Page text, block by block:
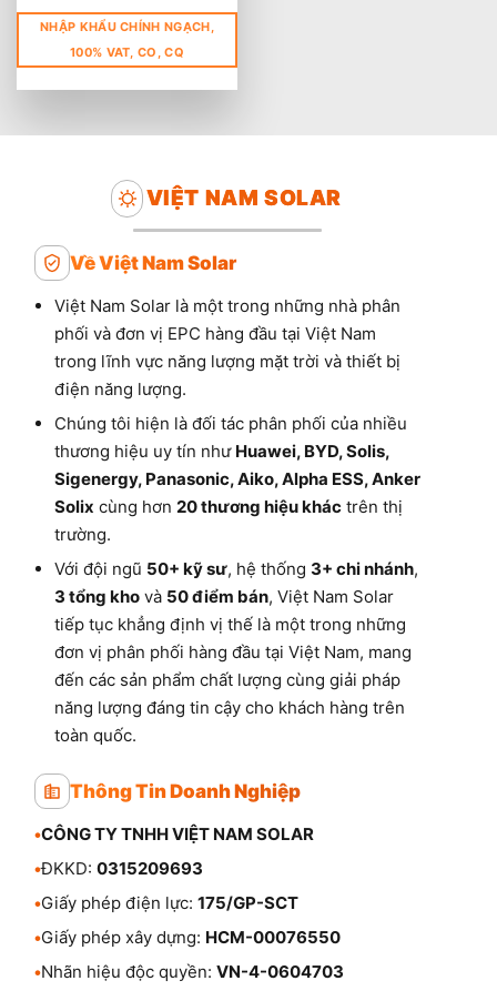
NHẬP KHẨU CHÍNH NGẠCH,
100% VAT, CO, CQ
VIỆT NAM SOLAR
Về Việt Nam Solar
Việt Nam Solar là một trong những nhà phân
phối và đơn vị EPC hàng đầu tại Việt Nam
trong lĩnh vực năng lượng mặt trời và thiết bị
điện năng lượng.
Chúng tôi hiện là đối tác phân phối của nhiều
thương hiệu uy tín như Huawei, BYD, Solis,
Sigenergy, Panasonic, Aiko, Alpha ESS, Anker
Solix cùng hơn 20 thương hiệu khác trên thị
trường.
Với đội ngũ 50+ kỹ sư, hệ thống 3+ chi nhánh,
3 tổng kho và 50 điểm bán, Việt Nam Solar
tiếp tục khẳng định vị thế là một trong những
đơn vị phân phối hàng đầu tại Việt Nam, mang
đến các sản phẩm chất lượng cùng giải pháp
năng lượng đáng tin cậy cho khách hàng trên
toàn quốc.
Thông Tin Doanh Nghiệp
•CÔNG TY TNHH VIỆT NAM SOLAR
•ĐKKD: 0315209693
•Giấy phép điện lực: 175/GP-SCT
•Giấy phép xây dựng: HCM-00076550
•Nhãn hiệu độc quyền: VN-4-0604703